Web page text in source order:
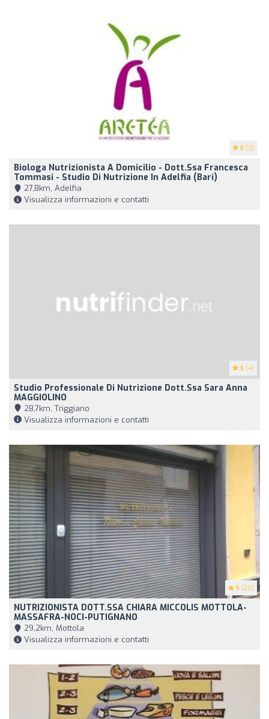
5 (3)
Biologa Nutrizionista A Domicilio - Dott.ssa Francesca
Tommasi - Studio Di Nutrizione In Adelfia (Bari)
27,8km, Adelfia
Visualizza informazioni e contatti
5 (4)
Studio Professionale Di Nutrizione Dott.ssa Sara Anna
MAGGIOLINO
28,7km, Triggiano
Visualizza informazioni e contatti
5 (20)
NUTRIZIONISTA DOTT.SSA CHIARA MICCOLIS MOTTOLA-
MASSAFRA-NOCI-PUTIGNANO
29,2km, Mottola
Visualizza informazioni e contatti